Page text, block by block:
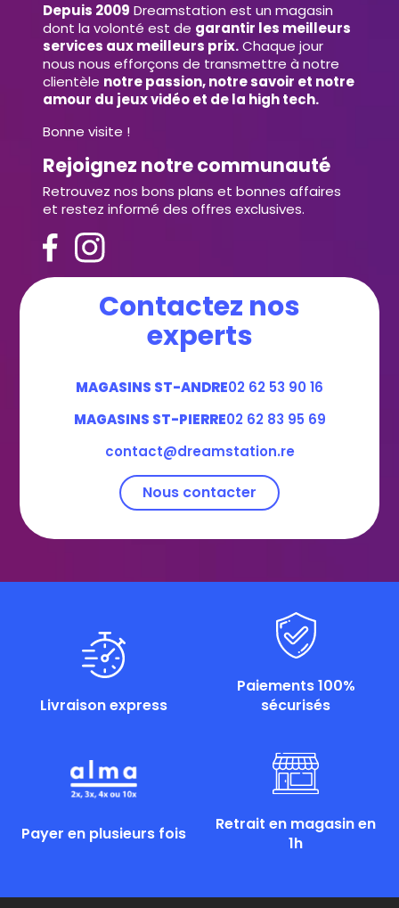
Depuis 2009 Dreamstation est un magasin
dont la volonté est de garantir les meilleurs
services aux meilleurs prix.Chaque jour
nous nous efforçons de transmettre à notre
clientèle notre passion, notre savoir et notre
amour du jeux vidéo et de la high tech.
Bonne visite !
Rejoignez notre communauté
Retrouvez nos bons plans et bonnes affaires
et restez informé des offres exclusives.
Contactez nos
experts
MAGASINS ST-ANDRE02 62 53 90 16
MAGASINS ST-PIERRE02 62 83 95 69
contact@dreamstation.re
Nous contacter
Livraison express
Paiements 100%
sécurisés
Payer en plusieurs fois
Retrait en magasin en
1h